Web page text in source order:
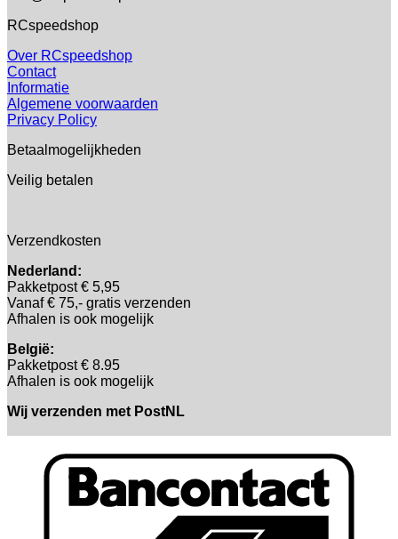
RCspeedshop
Over RCspeedshop
Contact
Informatie
Algemene voorwaarden
Privacy Policy
Betaalmogelijkheden
Veilig betalen
Verzendkosten
Nederland:
Pakketpost € 5,95
Vanaf € 75,- gratis verzenden
Afhalen is ook mogelijk
België:
Pakketpost € 8.95
Afhalen is ook mogelijk
Wij verzenden met PostNL